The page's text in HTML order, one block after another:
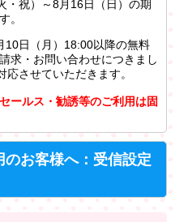
・祝）～8月16日（日）の期
。
10日（月）18:00以降の無料
求・お問い合わせにつきまし
させていただきます。
ールス・勧誘等のご利用は固
のお客様へ：受信設定